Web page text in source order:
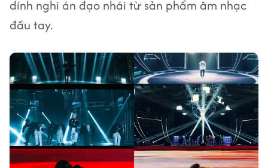
dính nghi án đạo nhái từ sản phẩm âm nhạc
đầu tay.